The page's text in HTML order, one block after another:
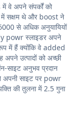
वे अपने संपर्कों को
सक्षम थे और boost ने
से अधिक अनुयायियों
powr स्लाइडर अपने
में हैं क्योंकि वे added
उत्पादों को अच्छी
साइट अनुभव प्रदान
अपनी साइट पर powr
की तुलना में 2.5 गुना